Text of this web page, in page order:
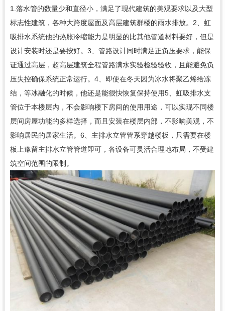
1.落水管的数量少和直径小，满足了现代建筑的美观要求以及大型
标志性建筑，各种大跨度屋面及高层建筑群楼的雨水排放。2、虹
吸排水系统他的热胀冷缩能力是明显的比其他管道材料要好，但是
设计安装时还是要按好。3、管路设计同时满足正负压要求，能保
证通过高层，超高层建筑全程管路满水实验检验验收，且能避免负
压失控确保系统正常运行。4、即使在冬天因为冰水将聚乙烯给冻
结，等冰融化的时候，他还是能很快恢复保持使用5、虹吸排水支
管位于本楼层内，不会影响楼下房间的使用用途，可以实现不同楼
层间房屋功能的多样选择，而且安装在楼层内部，不影响美观，不
影响居民的居家生活。6、主排水立管管系穿越楼板，只需要在楼
板上豫留主排水立管管道即可，各设备可灵活合理地布局，不受建
筑空间范围的限制。